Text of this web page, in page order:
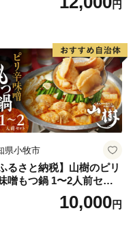
寄附いただいた皆様に
品により異なりますた
確認くださいませ。
ツ オンライン飲み会 ホー円
県小牧市
ふるさと納税】山樹のピリ
噌もつ鍋 1〜2人前セッ
山樹 国産 牛もつ ホルモン
ツ オンライン飲み会 ホー
10,000円